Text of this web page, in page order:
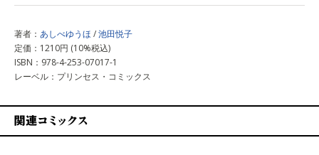
著者： あしべゆうほ /池田悦子
定価：1210円 (10%税込)
ISBN：978-4-253-07017-1
レーベル：プリンセス・コミックス